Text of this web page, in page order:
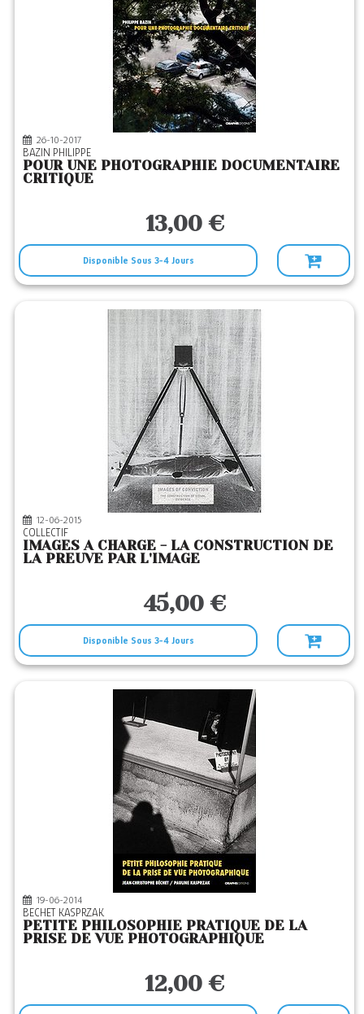
26-10-2017
BAZIN PHILIPPE
POUR UNE PHOTOGRAPHIE DOCUMENTAIRE
CRITIQUE
13,00 €
Disponible Sous 3-4 Jours
12-06-2015
COLLECTIF
IMAGES A CHARGE - LA CONSTRUCTION DE
LA PREUVE PAR L'IMAGE
45,00 €
Disponible Sous 3-4 Jours
19-06-2014
BECHET KASPRZAK
PETITE PHILOSOPHIE PRATIQUE DE LA
PRISE DE VUE PHOTOGRAPHIQUE
12,00 €